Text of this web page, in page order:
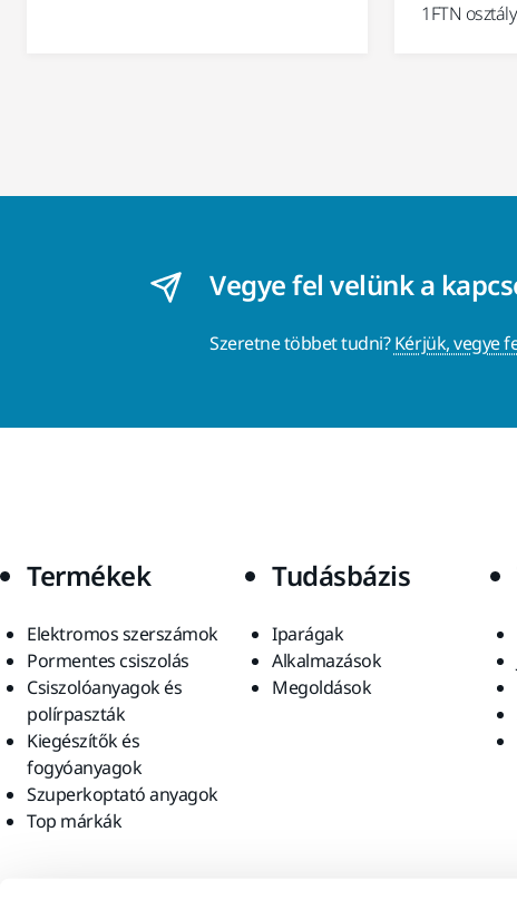
1FTN
Vegye fel velünk a
Szeretne többet tudni?Kérjük, vegye
Termékek
Elektromos szerszámok
Pormentes csiszolás
Csiszolóanyagok és
polírpaszták
Kiegészítők és
fogyóanyagok
Szuperkoptató anyagok
Top márkák
Tudásbázis
Iparágak
Alkalmazások
Megoldások